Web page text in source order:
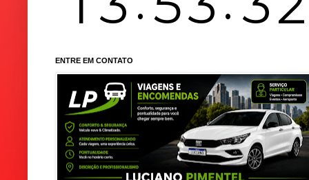
ENTRE EM CONTATO